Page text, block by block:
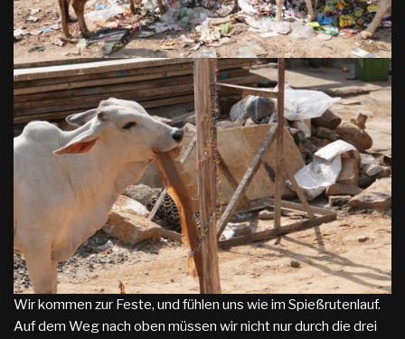
Wir kommen zur Feste, und fühlen uns wie im Spießrutenlauf.
Auf dem Weg nach oben müssen wir nicht nur durch die drei